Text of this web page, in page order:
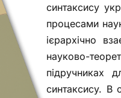
синтаксису
процесами
ієрархічно
науково-
підручниках
синтаксису. В